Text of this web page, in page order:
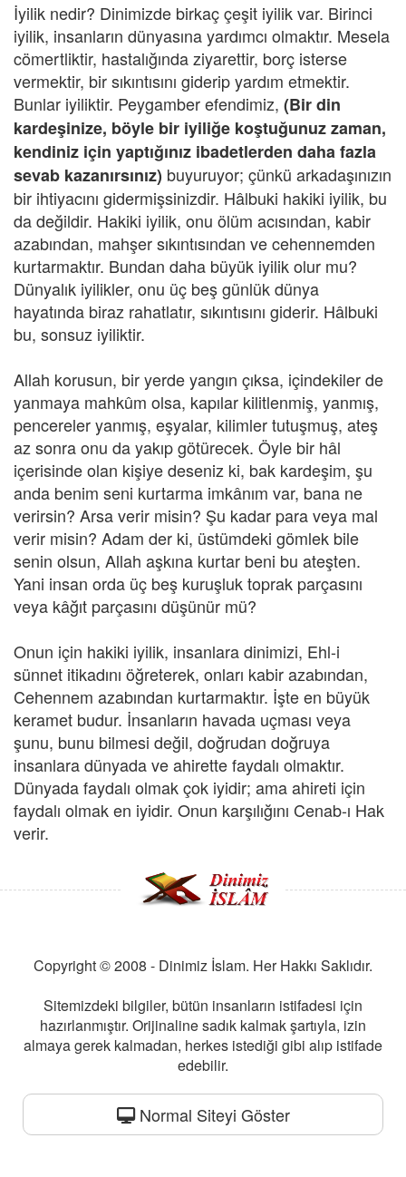
İyilik nedir? Dinimizde birkaç çeşit iyilik var. Birinci
iyilik, insanların dünyasına yardımcı olmaktır. Mesela
cömertliktir, hastalığında ziyarettir, borç isterse
vermektir, bir sıkıntısını giderip yardım etmektir.
Bunlar iyiliktir. Peygamber efendimiz, (Bir din
kardeşinize, böyle bir iyiliğe koştuğunuz zaman,
kendiniz için yaptığınız ibadetlerden daha fazla
sevab kazanırsınız) buyuruyor; çünkü arkadaşınızın
bir ihtiyacını gidermişsinizdir. Hâlbuki hakiki iyilik, bu
da değildir. Hakiki iyilik, onu ölüm acısından, kabir
azabından, mahşer sıkıntısından ve cehennemden
kurtarmaktır. Bundan daha büyük iyilik olur mu?
Dünyalık iyilikler, onu üç beş günlük dünya
hayatında biraz rahatlatır, sıkıntısını giderir. Hâlbuki
bu, sonsuz iyiliktir.
Allah korusun, bir yerde yangın çıksa, içindekiler de
yanmaya mahkûm olsa, kapılar kilitlenmiş, yanmış,
pencereler yanmış, eşyalar, kilimler tutuşmuş, ateş
az sonra onu da yakıp götürecek. Öyle bir hâl
içerisinde olan kişiye deseniz ki, bak kardeşim, şu
anda benim seni kurtarma imkânım var, bana ne
verirsin? Arsa verir misin? Şu kadar para veya mal
verir misin? Adam der ki, üstümdeki gömlek bile
senin olsun, Allah aşkına kurtar beni bu ateşten.
Yani insan orda üç beş kuruşluk toprak parçasını
veya kâğıt parçasını düşünür mü?
Onun için hakiki iyilik, insanlara dinimizi, Ehl-i
sünnet itikadını öğreterek, onları kabir azabından,
Cehennem azabından kurtarmaktır. İşte en büyük
keramet budur. İnsanların havada uçması veya
şunu, bunu bilmesi değil, doğrudan doğruya
insanlara dünyada ve ahirette faydalı olmaktır.
Dünyada faydalı olmak çok iyidir; ama ahireti için
faydalı olmak en iyidir. Onun karşılığını Cenab-ı Hak
verir.
Copyright © 2008 - Dinimiz İslam. Her Hakkı Saklıdır.
Sitemizdeki bilgiler, bütün insanların istifadesi için
hazırlanmıştır. Orijinaline sadık kalmak şartıyla, izin
almaya gerek kalmadan, herkes istediği gibi alıp istifade
edebilir.
Normal Siteyi Göster